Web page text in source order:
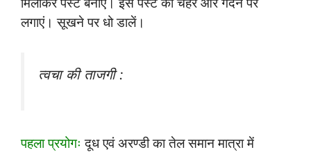
लगाएं। सूखने पर धो डालें।
त्वचा की ताजगी :
पहला प्रयोगः दूध एवं अरण्डी का तेल समान मात्रा में